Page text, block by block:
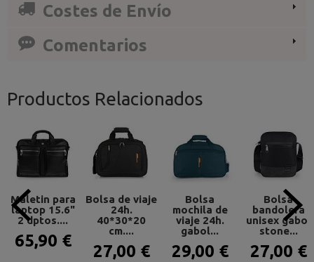
Costes de Envío
Comentarios
Productos Relacionados
Maletin para
laptop 15.6"
2 dptos....
65,90 €
Bolsa de viaje
24h.
40*30*20
cm....
27,00 €
Bolsa
mochila de
viaje 24h.
gabol...
29,00 €
Bolsa
bandolera
unisex gabol
stone...
27,00 €